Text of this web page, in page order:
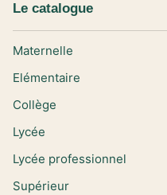
Le catalogue
Maternelle
Elémentaire
Collège
Lycée
Lycée professionnel
Supérieur